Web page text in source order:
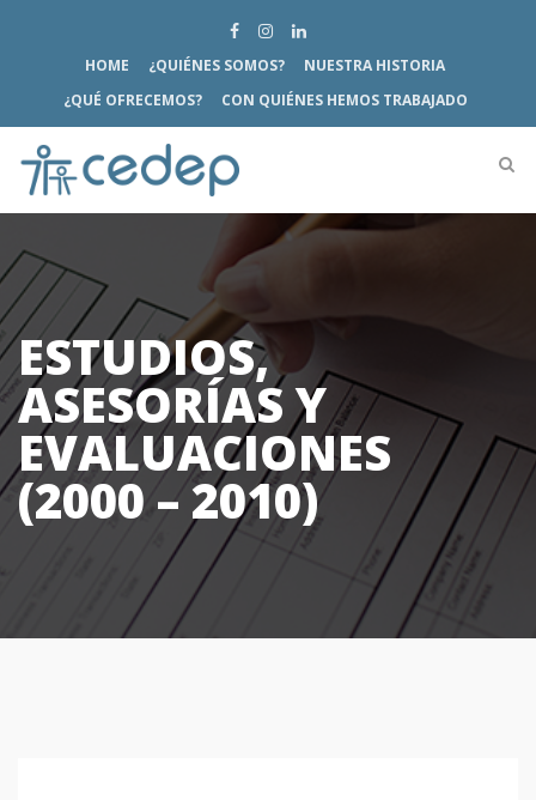
HOME ¿QUIÉNES SOMOS?
NUESTRA HISTORIA
¿QUÉ OFRECEMOS?
CON QUIÉNES HEMOS TRABAJADO
ESTUDIOS,
ASESORÍAS Y
EVALUACIONES
(2000 – 2010)